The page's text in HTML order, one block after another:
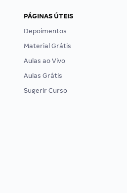
PÁGINAS ÚTEIS
Depoimentos
Material Grátis
Aulas ao Vivo
Aulas Grátis
Sugerir Curso